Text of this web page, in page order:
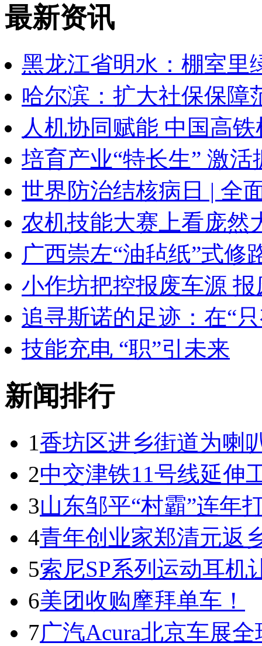
最新资讯
黑龙江省明水：棚室里
哈尔滨：扩大社保保障
人机协同赋能 中国高
培育产业“特长生” 激活
世界防治结核病日 | 全
农机技能大赛上看庞然
广西崇左“油毡纸”式修
小作坊把控报废车源
追寻斯诺的足迹：在“
技能充电 “职”引未来
新闻排行
1香坊区进乡街道为喇
2中交津铁11号线延伸
3山东邹平“村霸”连年
4青年创业家郑清元返
5索尼SP系列运动耳机
6美团收购摩拜单车！
7广汽Acura北京车展